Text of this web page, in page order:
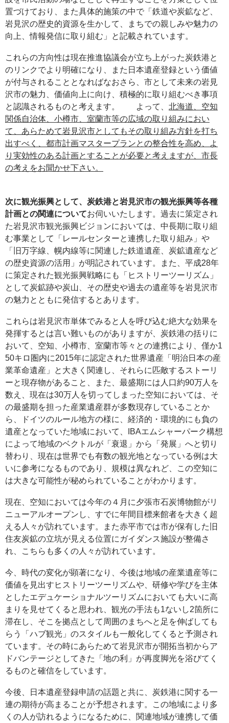
置づけており、また具体的施策の中で「鉄道や炭鉱など、
岩見沢の歴史的資源を生かして、まちでの親しみや魅力の
向上、情報発信に取り組む」と記載されています。
これらの方向性は現在推進協議会が立ち上がった炭鉄港と
のリンクでより明確になり、また日本遺産登録という価値
が付与されることとなればなおさら、市として未来の岩見
沢市の魅力、価値向上に向け、積極的に取り組むべき事項
と認識されるものと考えます。 よって、 北海道、空知
関係自治体、小樽市、室蘭市等の広域の取り組みにおい
て、あらためて岩見沢市としてもその取り組み方針を打ち
出すべく、都市計画マスタープランとの整合性を高め、よ
り実効性のある計画とすることが必要と考えますが、市長
の考えをお聞かせ下さい。
次に観光振興として、炭鉄港と岩見沢市の観光振興等各種
計画との関連についてお伺いいたします。過去に策定され
た岩見沢市観光振興ビジョンにおいては、中長期に取り組
む事業として「レールセンターと連携した取り組み」や
「旧万字線、幌内線等に関連した鉄道遺産、炭鉱遺産など
の歴史資源の活用」が明記されています。また、平成28年
に策定された観光振興戦略にも「ヒストリーツーリズム」
として炭鉱跡や炭山、その歴史や過去の遺産等を岩見沢市
の魅力とともに発信するとあります。
これらは岩見沢市単体でみると人を呼び込む絶大な効果を
発揮するとは言い難いものがありますが、炭鉄港の括りに
おいて、空知、小樽市、室蘭市等々との連携により、僅か1
50キロ圏内に2015年に認定された世界遺産「明治日本の産
業革命遺産」と大きく関連し、それらに匹敵するストーリ
ーと現存物があること、また、最盛期には人口約90万人を
数え、現在は30万人を切ってしまった空知においては、そ
の最盛期を担った産業遺産群が多数現存していることか
ら、ドイツのルール地方の様に、経済的・環境的にも負の
遺産となっていた地域において、IBAエムシャーパーク構想
によって地域のベクトルが「衰退」から「発展」へと切り
替わり、現在は世界でも有数の観光地となっている例は大
いに参考になるものであり、規模は異なれど、この空知に
は大きな可能性が秘められていることがわかります。
現在、空知においては今年の４月に夕張市石炭博物館がリ
ニューアルオープンし、すでに年間目標来館者を大きく超
える人々が訪れています。また赤平市では市が保有した旧
住友炭鉱の立坑が見える位置にガイダンス施設が整備さ
れ、こちらも多くの人々が訪れています。
今、時代の変化が顕著になり、今後は地域の産業遺産等に
価値を見出すヒストリーツーリズムや、研修や学びを主体
としたエデュケーショナルツーリズムにおいても大いに高
まりを見せてくると思われ、観光の手法も1ないし2箇所に
滞在し、そこを拠点として周囲のまちへと足を伸ばしても
らう「ハブ観光」のスタイルも一般化してくると予測され
ています。その時にあらためて岩見沢市が開拓当初からア
ドバンテージとしてきた「地の利」が再度脚光を浴びてく
るものと確信をしています。
今後、日本遺産登録申請の話題と共に、炭鉄港に関する一
連の期待が高まることが予想されます。この地域により多
くの人が訪れるようになるために、関連地域が連携して価